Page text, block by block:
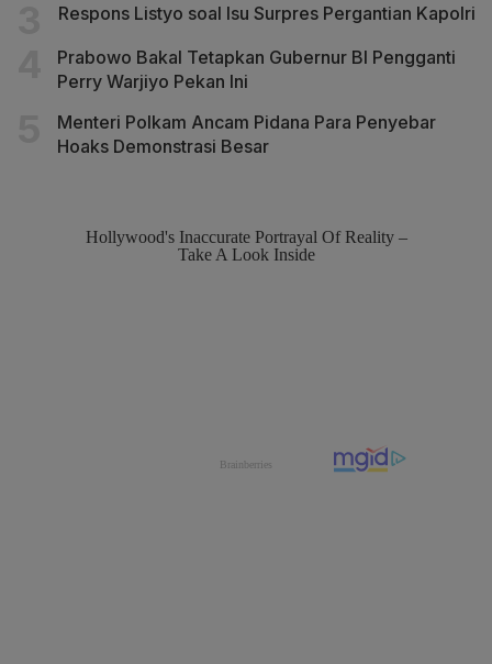
Respons Listyo soal Isu Surpres Pergantian Kapolri
Prabowo Bakal Tetapkan Gubernur BI Pengganti
Perry Warjiyo Pekan Ini
Menteri Polkam Ancam Pidana Para Penyebar
Hoaks Demonstrasi Besar